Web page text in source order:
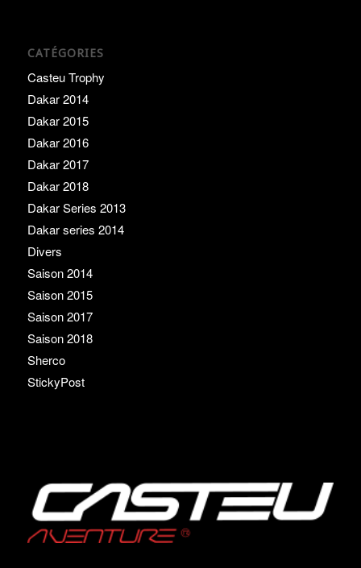
CATÉGORIES
Casteu Trophy
Dakar 2014
Dakar 2015
Dakar 2016
Dakar 2017
Dakar 2018
Dakar Series 2013
Dakar series 2014
Divers
Saison 2014
Saison 2015
Saison 2017
Saison 2018
Sherco
StickyPost